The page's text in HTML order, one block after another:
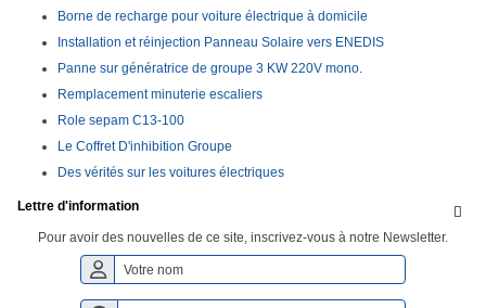
Borne de recharge pour voiture électrique à domicile
Installation et réinjection Panneau Solaire vers ENEDIS
Panne sur génératrice de groupe 3 KW 220V mono.
Remplacement minuterie escaliers
Role sepam C13-100
Le Coffret D'inhibition Groupe
Des vérités sur les voitures électriques

Lettre d'information
Pour avoir des nouvelles de ce site, inscrivez-vous à notre Newsletter.